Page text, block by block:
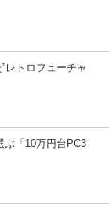
レトロフューチャ
ぶ「10万円台PC3